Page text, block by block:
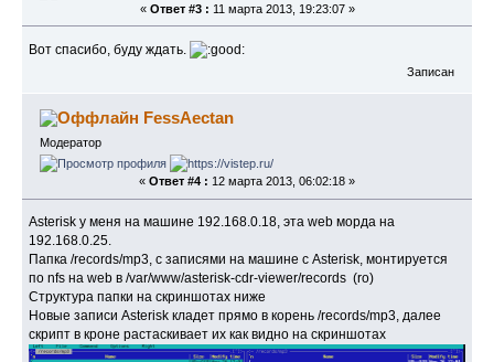
« Ответ #3 : 11 марта 2013, 19:23:07 »
Вот спасибо, буду ждать.
Записан
FessAectan
Модератор
« Ответ #4 : 12 марта 2013, 06:02:18 »
Asterisk у меня на машине 192.168.0.18, эта web морда на
192.168.0.25.
Папка /records/mp3, с записями на машине с Asterisk, монтируется
по nfs на web в /var/www/asterisk-cdr-viewer/records (ro)
Структура папки на скриншотах ниже
Новые записи Asterisk кладет прямо в корень /records/mp3, далее
скрипт в кроне растаскивает их как видно на скриншотах